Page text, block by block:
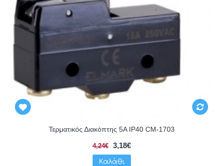
Τερματικός Διακόπτης 5A IP40 CM-1703
4,24€ 3,18€
Καλάθι